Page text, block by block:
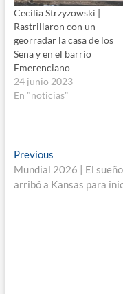
Cecilia Strzyzowski |
Rastrillaron con un
georradar la casa de los
Sena y en el barrio
Emerenciano
24 junio 2023
En "noticias"
Navegación
de
PreviousPrevious
post:
Mundial 2026 | El
arribó a Kansas para